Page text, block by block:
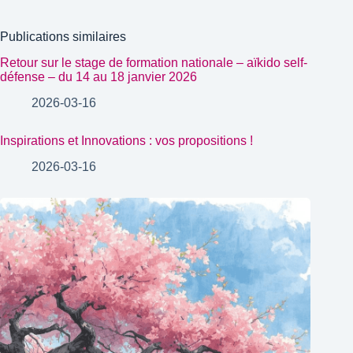
Publications similaires
Retour sur le stage de formation nationale – aïkido self-
défense – du 14 au 18 janvier 2026
2026-03-16
Inspirations et Innovations : vos propositions !
2026-03-16